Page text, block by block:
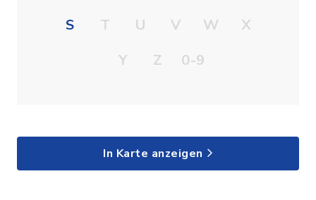
S
T U V W
X
Y
Z 0-9
In Karte anzeigen